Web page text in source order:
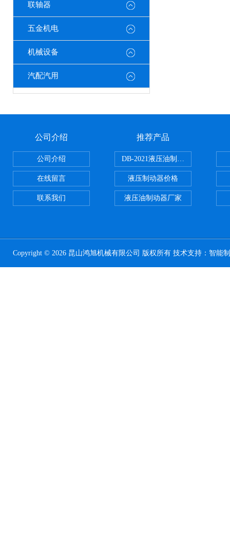
联轴器
五金机电
机械设备
汽配汽用
公司介绍
公司介绍
在线留言
联系我们
推荐产品
DB-2021液压油制动器
液压制动器价格
液压油制动器厂家
Copyright © 2026 昆山鸿旭机械有限公司 版权所有 技术支持： 智能